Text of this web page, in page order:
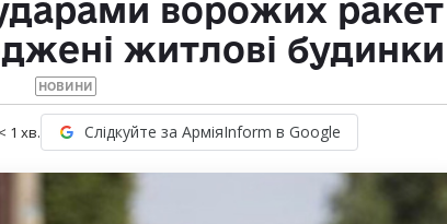
ворожих ракет
житлові будинки
НОВИНИ
< 1 хв. Слідкуйте за АрміяInform в Google